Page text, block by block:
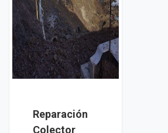
Reparación
Colector